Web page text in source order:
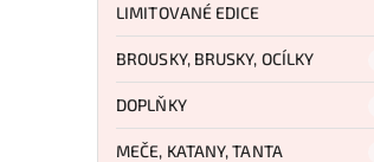
LIMITOVANÉ EDICE
BROUSKY, BRUSKY, OCÍLKY
DOPLŇKY
MEČE, KATANY, TANTA